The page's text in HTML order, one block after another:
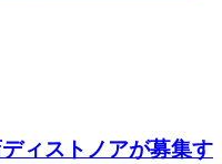
ィストノアが募集す